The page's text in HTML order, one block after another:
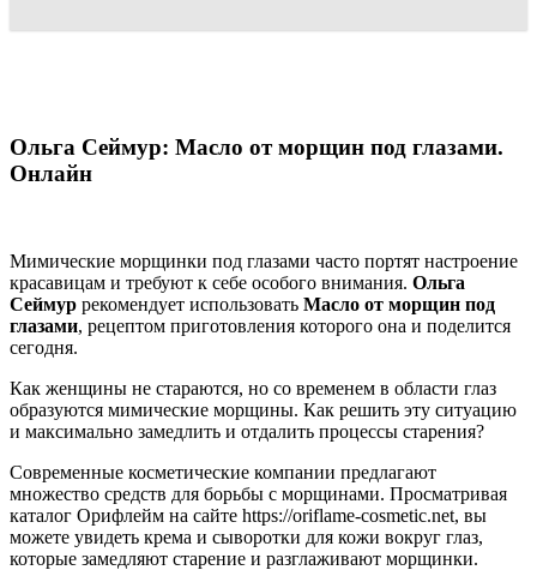
Ольга Сеймур: Масло от морщин под глазами.
Онлайн
Мимические морщинки под глазами часто портят настроение
красавицам и требуют к себе особого внимания. Ольга
Сеймур рекомендует использовать Масло от морщин под
глазами, рецептом приготовления которого она и поделится
сегодня.
Как женщины не стараются, но со временем в области глаз
образуются мимические морщины. Как решить эту ситуацию
и максимально замедлить и отдалить процессы старения?
Современные косметические компании предлагают
множество средств для борьбы с морщинами. Просматривая
каталог Орифлейм на сайте https://oriflame-cosmetic.net, вы
можете увидеть крема и сыворотки для кожи вокруг глаз,
которые замедляют старение и разглаживают морщинки.